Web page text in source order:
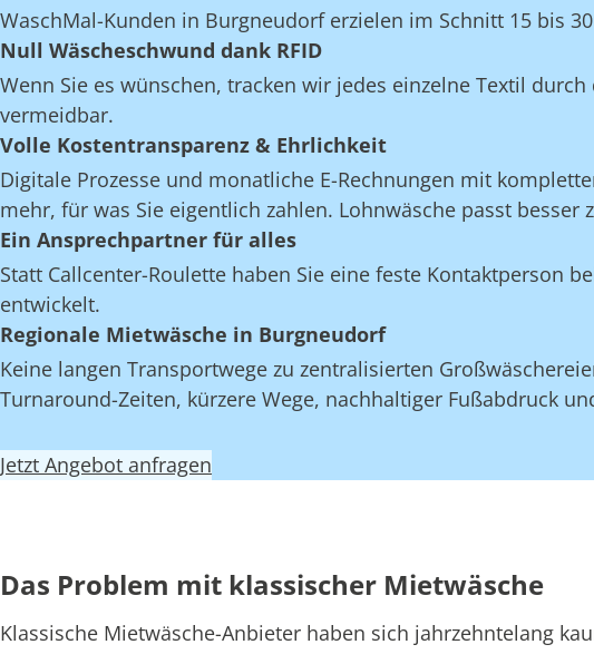
WaschMal-Kunden in Burgneudorf erzielen im Schnitt 15 bis
Null Wäscheschwund dank RFID
Wenn Sie es wünschen, tracken wir jedes einzelne Textil
vermeidbar.
Volle Kostentransparenz & Ehrlichkeit
Digitale Prozesse und monatliche E-Rechnungen mit
mehr, für was Sie eigentlich zahlen. Lohnwäsche passt
Ein Ansprechpartner für alles
Statt Callcenter-Roulette haben Sie eine feste Kontaktperson
entwickelt.
Regionale Mietwäsche in Burgneudorf
Keine langen Transportwege zu zentralisierten
Turnaround-Zeiten, kürzere Wege, nachhaltiger Fußabdruck
Jetzt Angebot anfragen
Das Problem mit klassischer Mietwäsche
Klassische Mietwäsche-Anbieter haben sich jahrzehntelang